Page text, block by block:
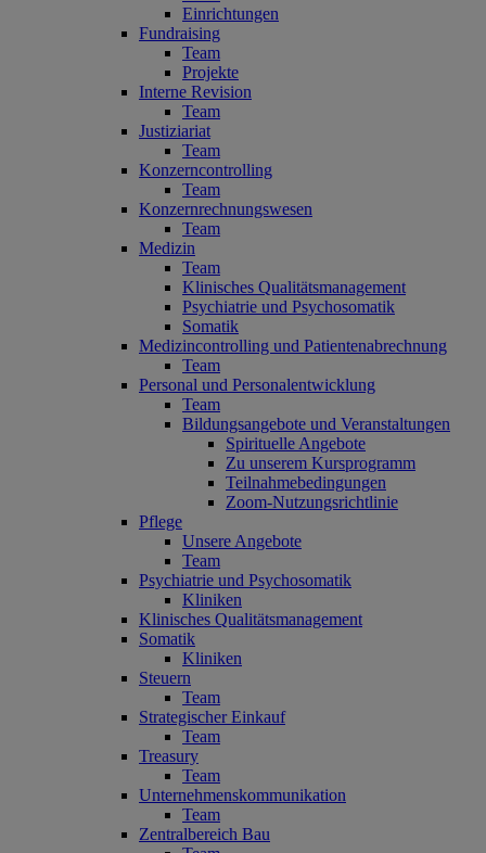
Einrichtungen
Fundraising
Team
Projekte
Interne Revision
Team
Justiziariat
Team
Konzerncontrolling
Team
Konzernrechnungswesen
Team
Medizin
Team
Klinisches Qualitätsmanagement
Psychiatrie und Psychosomatik
Somatik
Medizincontrolling und Patientenabrechnung
Team
Personal und Personalentwicklung
Team
Bildungsangebote und Veranstaltungen
Spirituelle Angebote
Zu unserem Kursprogramm
Teilnahmebedingungen
Zoom-Nutzungsrichtlinie
Pflege
Unsere Angebote
Team
Psychiatrie und Psychosomatik
Kliniken
Klinisches Qualitätsmanagement
Somatik
Kliniken
Steuern
Team
Strategischer Einkauf
Team
Treasury
Team
Unternehmenskommunikation
Team
Zentralbereich Bau